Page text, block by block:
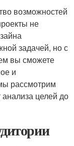
возможностей
не
задачей, но с
вы сможете
и
рассмотрим
анализа целей до